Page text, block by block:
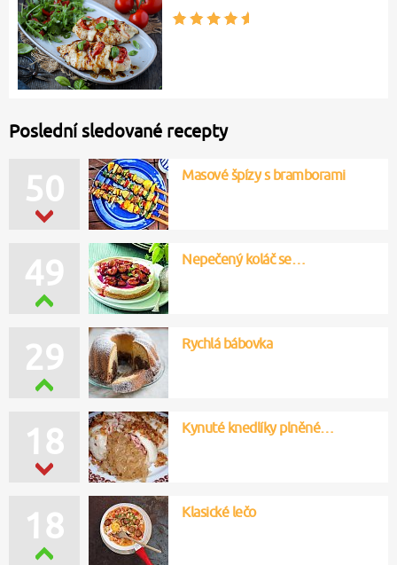
Poslední sledované recepty
50 Masové špízy s bramborami
49 Nepečený koláč se…
29 Rychlá bábovka
18 Kynuté knedlíky plněné…
18 Klasické lečo